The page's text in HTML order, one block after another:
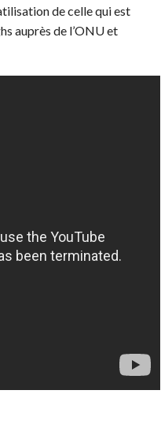
de celle qui est
auprès de l’ONU et